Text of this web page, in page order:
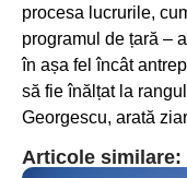
procesa lucrurile,
programul de țară –
în așa fel încât
să fie înălțat la
Georgescu, arată
Articole similare: